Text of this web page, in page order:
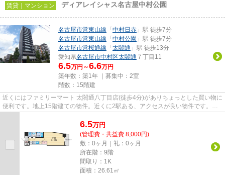
賃貸｜マンション ディアレイシャス名古屋中村公園
名古屋市営東山線 「 中村日赤 」駅 徒歩7分
名古屋市営東山線 「 中村公園 」駅 徒歩7分
名古屋市営桜通線 「 太閤通 」駅 徒歩13分
愛知県名古屋市中村区太閤通 ７丁目11
6.5万円～6.6万円
築年数：築1年 ｜募集中： 2室
階数：15階建
近くにはファミリーマート 太閤通八丁目店(徒歩4分)がありちょっとした買い物に
便利です。地上15階建ての物件。近くに2駅ある、アクセスが良い物件です。共
6.5万円
(管理費・共益費 8,000円)
敷：0ヶ月｜礼：0ヶ月
所在階：9階
間取り：1K
面積：26.61㎡